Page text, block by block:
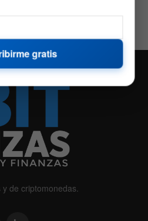
de criptomonedas.
gratis